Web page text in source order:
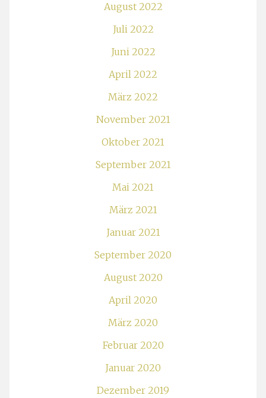
August 2022
Juli 2022
Juni 2022
April 2022
März 2022
November 2021
Oktober 2021
September 2021
Mai 2021
März 2021
Januar 2021
September 2020
August 2020
April 2020
März 2020
Februar 2020
Januar 2020
Dezember 2019